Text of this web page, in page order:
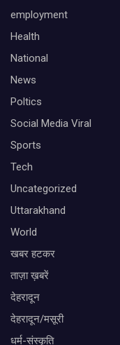
employment
Health
National
News
Poltics
Social Media Viral
Sports
Tech
Uncategorized
Uttarakhand
World
खबर हटकर
ताज़ा ख़बरें
देहरादून
देहरादून/मसूरी
धर्म-संस्कृति